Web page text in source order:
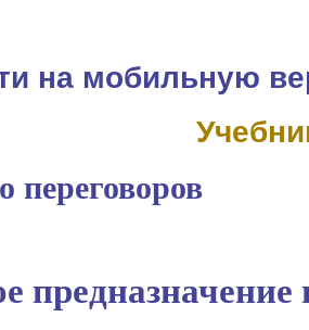
на мобильную
переговоров
предназначение